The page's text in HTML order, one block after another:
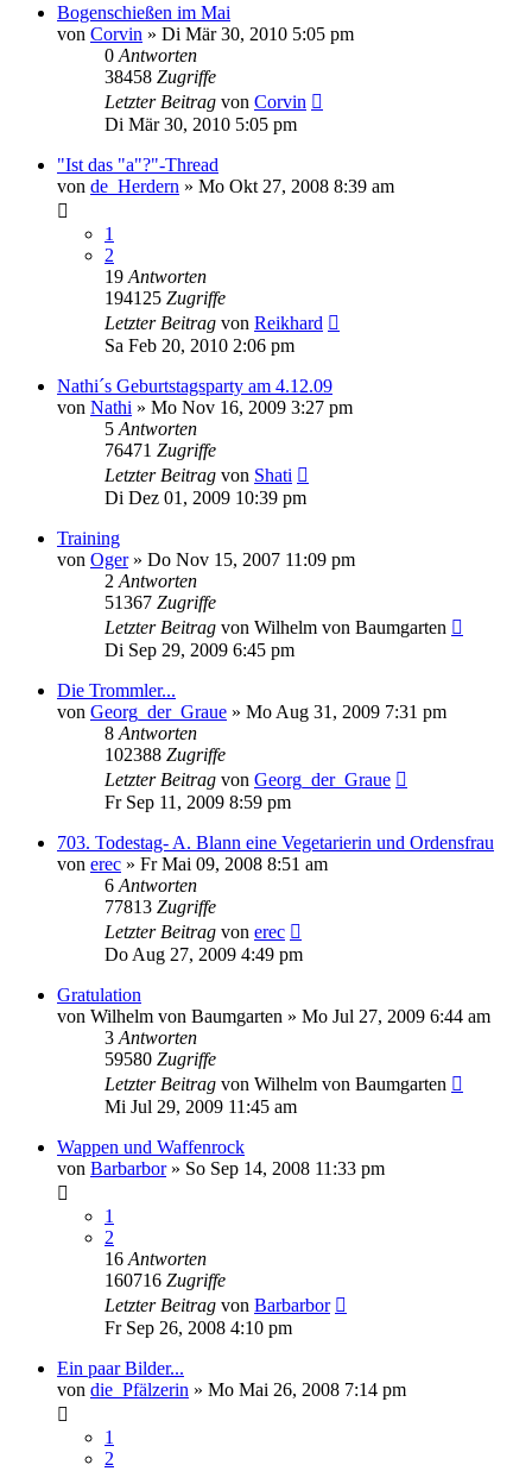
Bogenschießen im Mai
von Corvin » Di Mär 30, 2010 5:05 pm
0 Antworten
38458 Zugriffe
Letzter Beitrag von Corvin
Di Mär 30, 2010 5:05 pm
"Ist das "a"?"-Thread
von de_Herdern » Mo Okt 27, 2008 8:39 am
1
2
19 Antworten
194125 Zugriffe
Letzter Beitrag von Reikhard
Sa Feb 20, 2010 2:06 pm
Nathi´s Geburtstagsparty am 4.12.09
von Nathi » Mo Nov 16, 2009 3:27 pm
5 Antworten
76471 Zugriffe
Letzter Beitrag von Shati
Di Dez 01, 2009 10:39 pm
Training
von Oger» Do Nov 15, 2007 11:09 pm
2 Antworten
51367 Zugriffe
Letzter Beitrag von Wilhelm von Baumgarten
Di Sep 29, 2009 6:45 pm
Die Trommler...
von Georg_der_Graue » Mo Aug 31, 2009 7:31 pm
8 Antworten
102388 Zugriffe
Letzter Beitrag von Georg_der_Graue
Fr Sep 11, 2009 8:59 pm
703. Todestag- A. Blann eine Vegetarierin und Ordensfrau
von erec » Fr Mai 09, 2008 8:51 am
6 Antworten
77813 Zugriffe
Letzter Beitrag von erec
Do Aug 27, 2009 4:49 pm
Gratulation
von Wilhelm von Baumgarten » Mo Jul 27, 2009 6:44 am
3 Antworten
59580 Zugriffe
Letzter Beitrag von Wilhelm von Baumgarten
Mi Jul 29, 2009 11:45 am
Wappen und Waffenrock
von Barbarbor» So Sep 14, 2008 11:33 pm
1
2
16 Antworten
160716 Zugriffe
Letzter Beitrag von Barbarbor
Fr Sep 26, 2008 4:10 pm
Ein paar Bilder...
von die_Pfälzerin » Mo Mai 26, 2008 7:14 pm
1
2